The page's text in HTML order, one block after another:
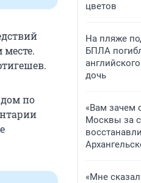
по
цветов
На пляже
БПЛА
дочь
«Вам зачем
Москвы за
«Мне